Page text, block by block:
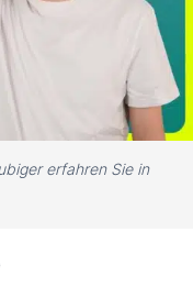
erfahren Sie in